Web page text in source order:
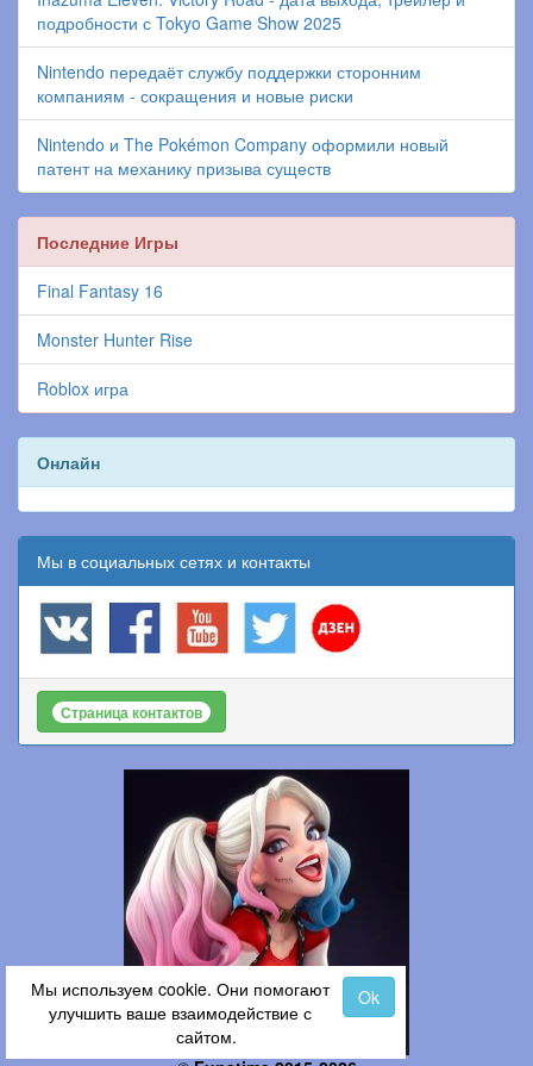
подробности с Tokyo Game Show 2025
Nintendo передаёт службу поддержки сторонним
компаниям - сокращения и новые риски
Nintendo и The Pokémon Company оформили новый
патент на механику призыва существ
Последние Игры
Final Fantasy 16
Monster Hunter Rise
Roblox игра
Онлайн
Мы в социальных сетях и контакты
Страница контактов
Ok
Мы используем cookie. Они помогают
улучшить ваше взаимодействие с
сайтом.